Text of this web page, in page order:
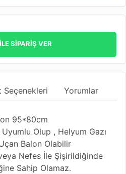
SİPARİŞ VER
Seçenekleri Yorumlar
95*80cm
Olup , Helyum Gazı
Balon Olabilir
Nefes İle Şişirildiğinde
Sahip Olamaz.